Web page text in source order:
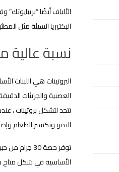
الألياف أيضًا
البكتيريا السيئة مثل
نسبة عالية
البروتينات هي اللبنات
العصبية والجزيئات
تتحد لتشكل بروتينات ،
النمو وتكسير الطعام
الأساسية في شكل متاح